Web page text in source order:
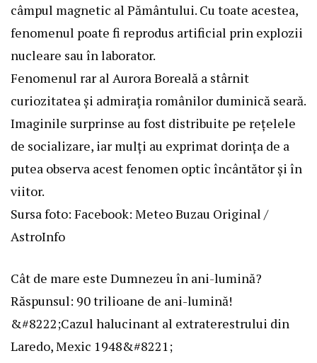
câmpul magnetic al Pământului. Cu toate acestea,
fenomenul poate fi reprodus artificial prin explozii
nucleare sau în laborator.
Fenomenul rar al Aurora Boreală a stârnit
curiozitatea și admirația românilor duminică seară.
Imaginile surprinse au fost distribuite pe rețelele
de socializare, iar mulți au exprimat dorința de a
putea observa acest fenomen optic încântător și în
viitor.
Sursa foto: Facebook: Meteo Buzau Original /
AstroInfo
Cât de mare este Dumnezeu în ani-lumină?
Răspunsul: 90 trilioane de ani-lumină!
&#8222;Cazul halucinant al extraterestrului din
Laredo, Mexic 1948&#8221;